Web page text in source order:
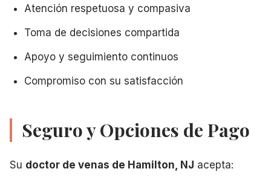
Atención respetuosa y compasiva
Toma de decisiones compartida
Apoyo y seguimiento continuos
Compromiso con su satisfacción
Seguro y Opciones de Pago
Su doctor de venas de Hamilton, NJ acepta: